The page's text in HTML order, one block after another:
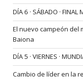
DÍA 6 · SÁBADO ·
El nuevo campeón del
Baiona
DÍA 5 · VIERNES ·
Cambio de líder en la